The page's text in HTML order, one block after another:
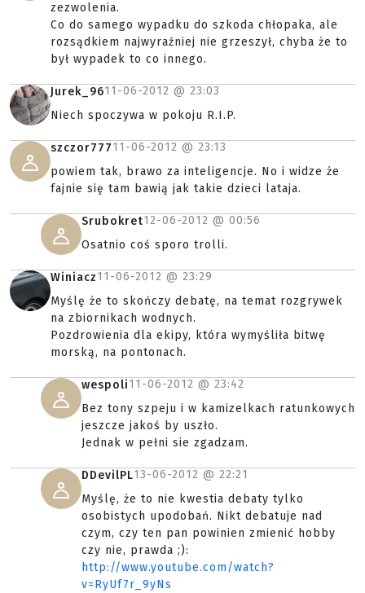
zezwolenia.
Co do samego wypadku do szkoda chłopaka, ale
rozsądkiem najwyraźniej nie grzeszył, chyba że to
był wypadek to co innego.
Jurek_9611-06-2012 @ 23:03
Niech spoczywa w pokoju R.I.P.
szczor77711-06-2012 @ 23:13
powiem tak, brawo za inteligencje. No i widze że
fajnie się tam bawią jak takie dzieci lataja.
Srubokret12-06-2012 @ 00:56
Osatnio coś sporo trolli.
Winiacz11-06-2012 @ 23:29
Myślę że to skończy debatę, na temat rozgrywek
na zbiornikach wodnych.
Pozdrowienia dla ekipy, która wymyśliła bitwę
morską, na pontonach.
wespoli11-06-2012 @ 23:42
Bez tony szpeju i w kamizelkach ratunkowych
jeszcze jakoś by uszło.
Jednak w pełni sie zgadzam.
DDevilPL13-06-2012 @ 22:21
Myślę, że to nie kwestia debaty tylko
osobistych upodobań. Nikt debatuje nad
czym, czy ten pan powinien zmienić hobby
czy nie, prawda ;):
http://www.youtube.com/watch?
v=RyUf7r_9yNs